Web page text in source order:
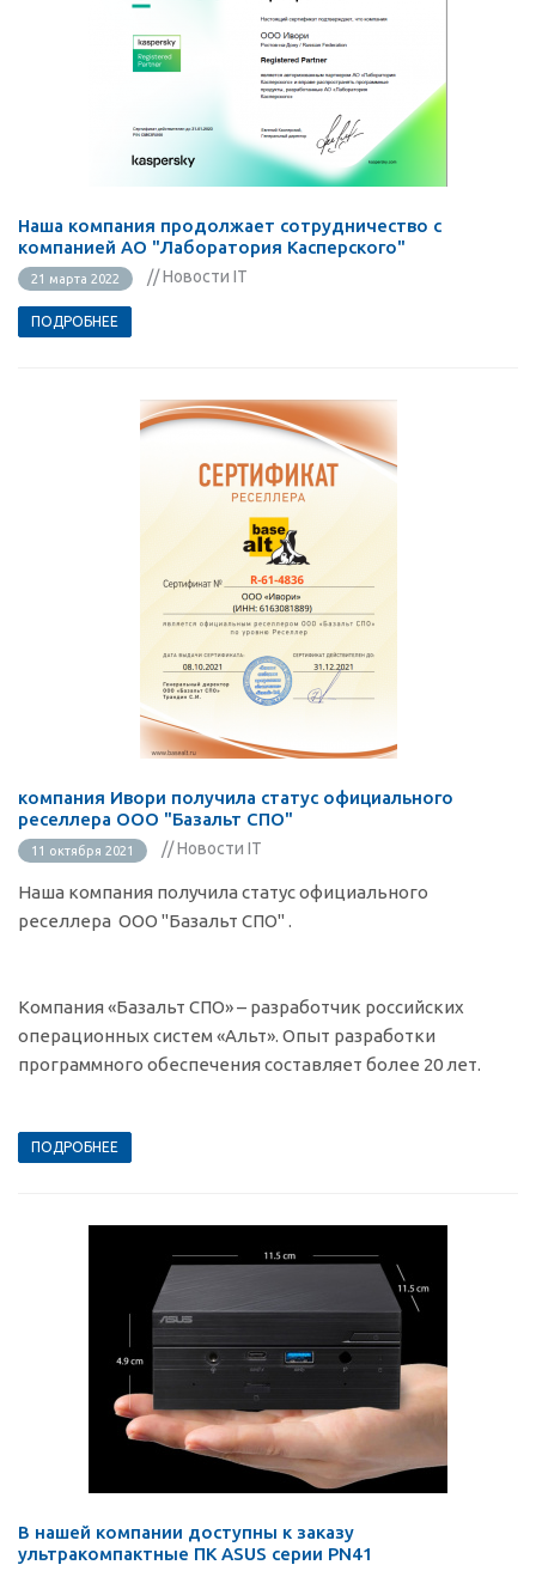
Наша компания продолжает сотрудничество с
компанией АО "Лаборатория Касперского"
21 марта 2022 // Новости IT
ПОДРОБНЕЕ
компания Ивори получила статус официального
реселлера ООО "Базальт СПО"
11 октября 2021 // Новости IT
Наша компания получила статус официального
реселлера ООО "Базальт СПО" .
Компания «Базальт СПО» – разработчик российских
операционных систем «Альт». Опыт разработки
программного обеспечения составляет более 20 лет.
ПОДРОБНЕЕ
В нашей компании доступны к заказу
ультракомпактные ПК ASUS серии PN41